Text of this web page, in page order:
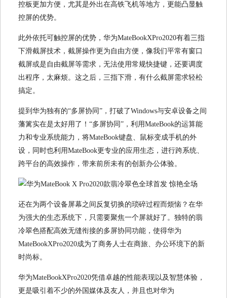
控板更加方便，尤其是外出在高铁飞机等地方，更能凸显触
控屏的优势。
此外依托可触控屏的优势，华为MateBookXPro2020有着三指
下滑截屏技术，截屏操作更为自由方便，像我们平常有窗口
截屏或是自由截屏等需求，无法使用常规快捷键，还要调度
出程序，太麻烦。这之后，三指下滑，有什么截屏需求轻松
搞定。
提到华为独有的“多屏协同”，打破了Windows与安卓设备之间
藩篱实在是太好用了！“多屏协同”，利用MateBook的运算能
力和专业系统能力，将MateBook键盘、鼠标变成手机的外
设，同时也利用MateBook更专业的应用生态，进行跨系统、
跨平台的高效操作，带来前所未有的创新办公体验。
还在为两个设备屏幕之间反复切换的琐碎过程而烦恼？在华
为强大的生态系统下，只需要聚焦一个屏就好了。独特的翡
冷翠色搭配高效无缝衔接的多屏协同功能，使得华为
MateBookXPro2020成为了商务人士在商旅、办公环境下的新
时尚标。
华为MateBookXPro2020凭借卓越的性能表现以及智慧体验，
更是吸引着不少的外国媒体及友人，并且也对华为